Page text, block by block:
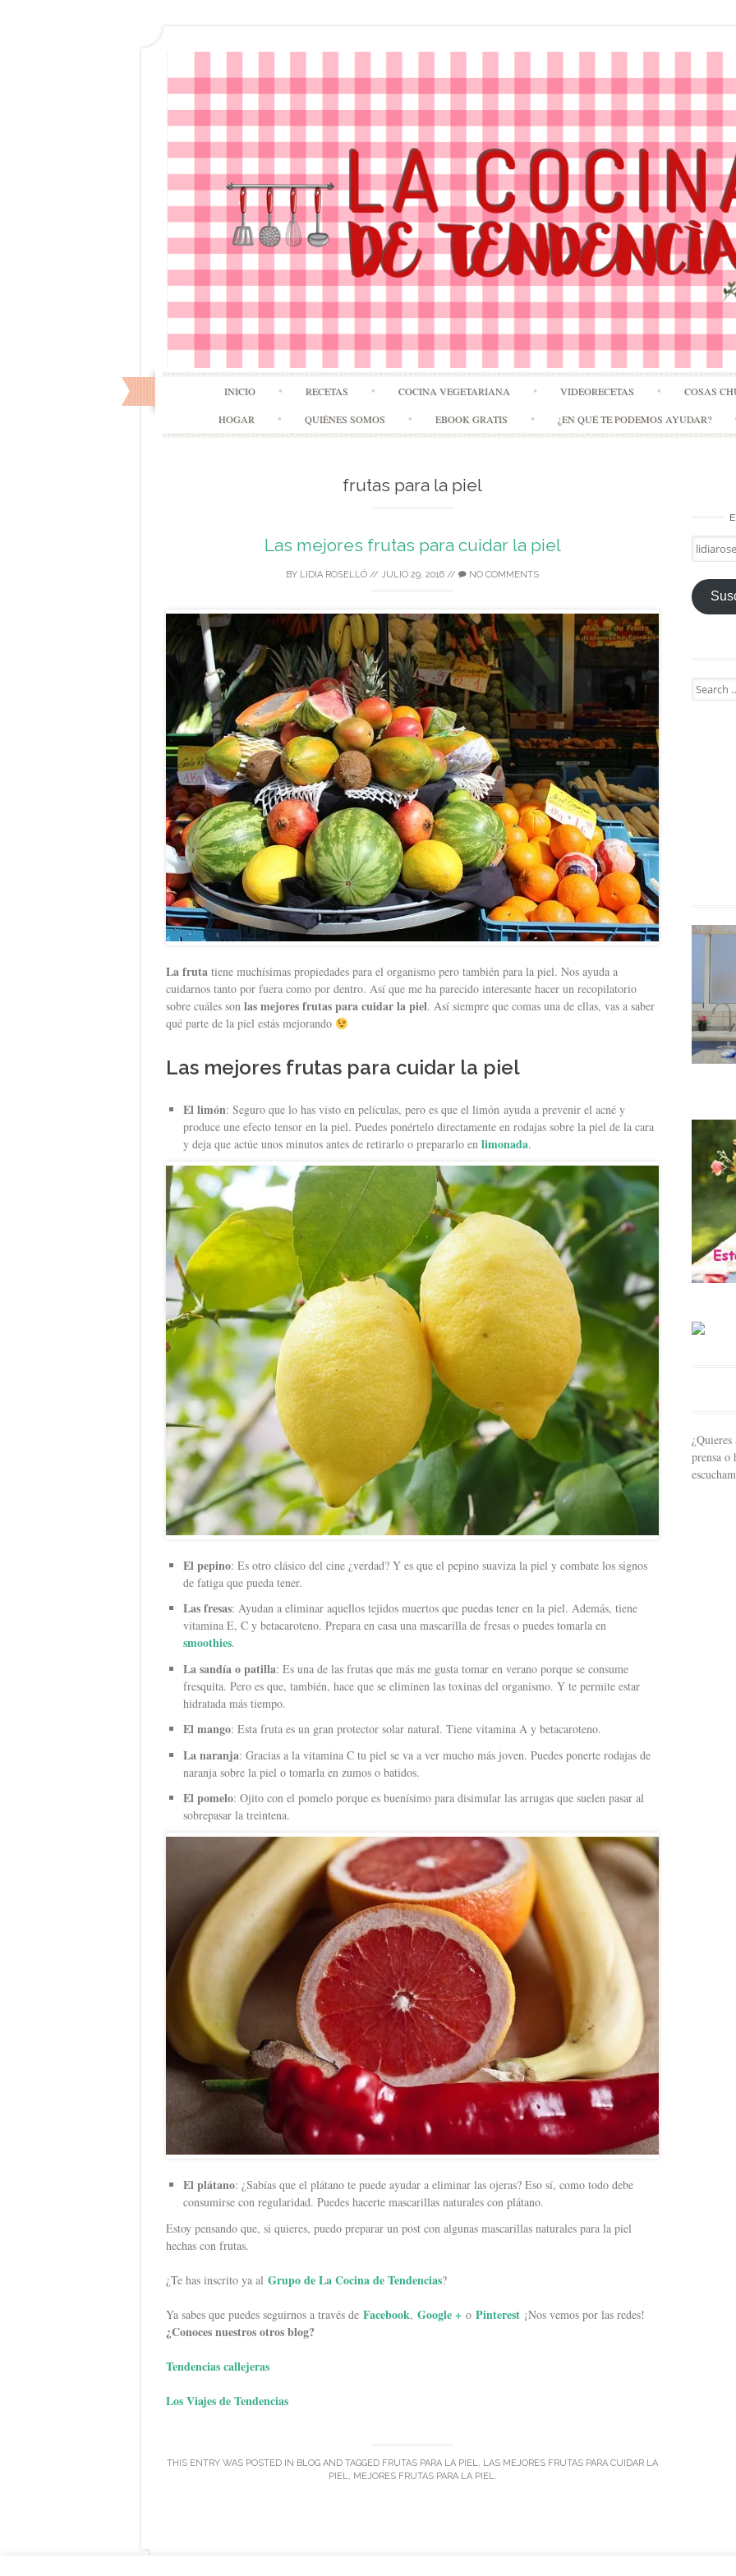
Skip
content
INICIO RECETAS COCINA VEGETARIANA VIDEORECETAS COSAS
HOGAR QUIÉNES SOMOS EBOOK GRATIS ¿EN QUÉ TE PODEMOS AYUDAR?
frutas para la piel
Las mejores frutas para cuidar la piel
BY LIDIA ROSELLÓ // JULIO 29, 2016 // NO COMMENTS
La fruta tiene muchísimas propiedades para el organismo pero también para la piel. Nos ayuda a
cuidarnos tanto por fuera como por dentro. Así que me ha parecido interesante hacer un recopilatorio
sobre cuáles son las mejores frutas para cuidar la piel. Así siempre que comas una de ellas, vas a saber
qué parte de la piel estás mejorando
Las mejores frutas para cuidar la piel
El limón: Seguro que lo has visto en películas, pero es que el limón ayuda a prevenir el acné y
produce une efecto tensor en la piel. Puedes ponértelo directamente en rodajas sobre la piel de la cara
y deja que actúe unos minutos antes de retirarlo o prepararlo en limonada.
El pepino: Es otro clásico del cine ¿verdad? Y es que el pepino suaviza la piel y combate los signos
de fatiga que pueda tener.
Las fresas: Ayudan a eliminar aquellos tejidos muertos que puedas tener en la piel. Además, tiene
vitamina E, C y betacaroteno. Prepara en casa una mascarilla de fresas o puedes tomarla en
smoothies.
La sandía o patilla: Es una de las frutas que más me gusta tomar en verano porque se consume
fresquita. Pero es que, también, hace que se eliminen las toxinas del organismo. Y te permite estar
hidratada más tiempo.
El mango: Esta fruta es un gran protector solar natural. Tiene vitamina A y betacaroteno.
La naranja: Gracias a la vitamina C tu piel se va a ver mucho más joven. Puedes ponerte rodajas de
naranja sobre la piel o tomarla en zumos o batidos.
El pomelo: Ojito con el pomelo porque es buenísimo para disimular las arrugas que suelen pasar al
sobrepasar la treintena.
El plátano: ¿Sabías que el plátano te puede ayudar a eliminar las ojeras? Eso sí, como todo debe
consumirse con regularidad. Puedes hacerte mascarillas naturales con plátano.
Estoy pensando que, si quieres, puedo preparar un post con algunas mascarillas naturales para la piel
hechas con frutas.
¿Te has inscrito ya al Grupo de La Cocina de Tendencias?
Ya sabes que puedes seguirnos a través de Facebook, Google + o Pinterest ¡Nos vemos por las redes!
¿Conoces nuestros otros blog?
Tendencias callejeras
Los Viajes de Tendencias
THIS ENTRY WAS POSTED IN BLOG AND TAGGED FRUTAS PARA LA PIEL, LAS MEJORES FRUTAS PARA CUIDAR LA
PIEL, MEJORES FRUTAS PARA LA PIEL.
Search
for:
¿Quieres
prensa o